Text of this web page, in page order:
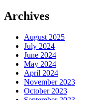
Archives
August 2025
July 2024
June 2024
May 2024
April 2024
November 2023
October 2023